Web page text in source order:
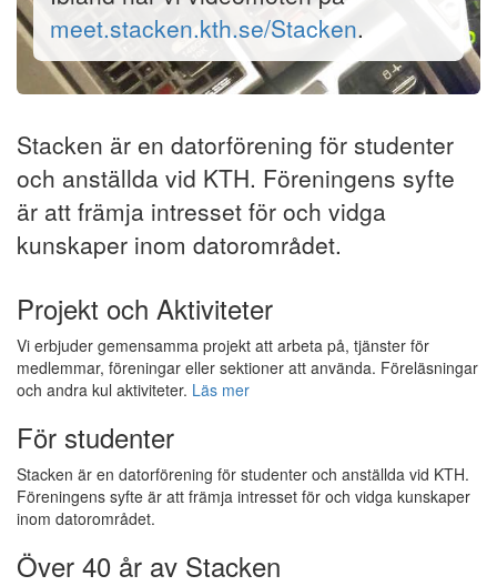
meet.stacken.kth.se/Stacken.
Stacken är en datorförening för studenter
och anställda vid KTH. Föreningens syfte
är att främja intresset för och vidga
kunskaper inom datorområdet.
Projekt och Aktiviteter
Vi erbjuder gemensamma projekt att arbeta på, tjänster för
medlemmar, föreningar eller sektioner att använda. Föreläsningar
och andra kul aktiviteter. Läs mer
För studenter
Stacken är en datorförening för studenter och anställda vid KTH.
Föreningens syfte är att främja intresset för och vidga kunskaper
inom datorområdet.
Över 40 år av Stacken